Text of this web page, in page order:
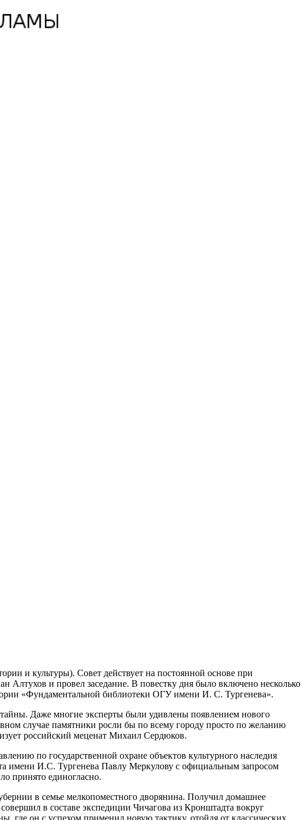
и культуры). Совет действует на постоянной основе при
Алтухов и провел заседание. В повестку дня было включено несколько
«Фундаментальной библиотеки ОГУ имени И. С. Тургенева».
Даже многие эксперты были удивлены появлением нового
случае памятники росли бы по всему городу просто по желанию
российский меценат Михаил Сердюков.
по государственной охране объектов культурного наследия
имени И.С. Тургенева Павлу Меркулову с официальным запросом
принято единогласно.
в семье мелкопоместного дворянина. Получил домашнее
в составе экспедиции Чичагова из Кронштадта вокруг